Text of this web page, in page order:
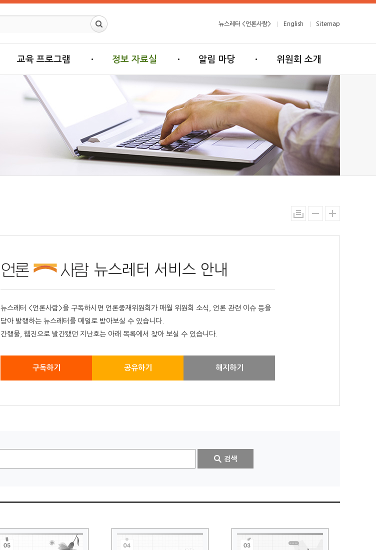
뉴스레터 <언론사람> English Sitemap
교육 프로그램 정보 자료실 알림 마당 위원회 소개
뉴스레터 서비스 안내
뉴스레터 <언론사람>을 구독하시면 언론중재위원회가 매월 위원회 소식, 언론 관련 이슈 등을
담아 발행하는 뉴스레터를 메일로 받아보실 수 있습니다.
간행물, 웹진으로 발간됐던 지난호는 아래 목록에서 찾아 보실 수 있습니다.
구독하기 공유하기 해지하기